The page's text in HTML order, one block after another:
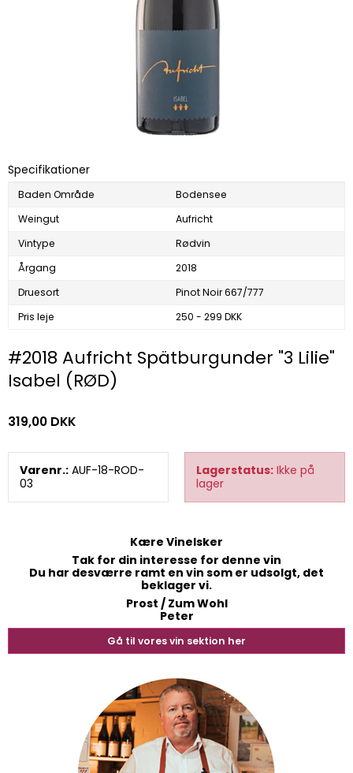
Specifikationer
Baden Område
Bodensee
Weingut
Aufricht
Vintype
Rødvin
Årgang
2018
Druesort
Pinot Noir 667/777
Pris leje
250 - 299 DKK
#2018 Aufricht Spätburgunder "3 Lilie"
Isabel (RØD)
319,00 DKK
Varenr.: AUF-18-ROD-
03
Lagerstatus: Ikke på
lager
Kære Vinelsker
Tak for din interesse for denne vin
Du har desværre ramt en vin som er udsolgt, det
beklager vi.
Prost / Zum Wohl
Peter
Gå til vores vin sektion her